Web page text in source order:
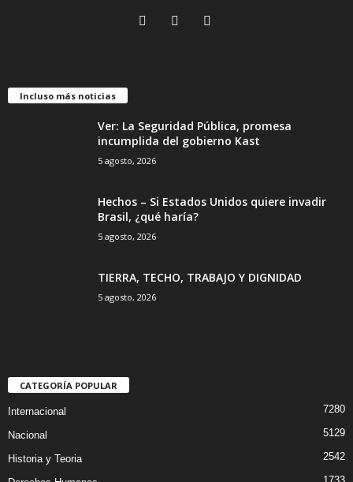
Incluso más noticias
Ver: La Seguridad Pública, promesa
incumplida del gobierno Kast
5 agosto, 2026
Hechos – Si Estados Unidos quiere invadir
Brasil, ¿qué haría?
5 agosto, 2026
TIERRA, TECHO, TRABAJO Y DIGNIDAD
5 agosto, 2026
CATEGORÍA POPULAR
Internacional 7280
Nacional 5129
Historia y Teoria 2542